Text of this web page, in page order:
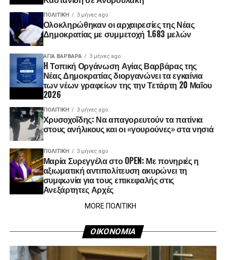
ΠΟΛΙΤΙΚΉ 3 μήνες ago
Ολοκληρώθηκαν οι αρχαιρεσίες της Νέας
Δημοκρατίας με συμμετοχή 1.683 μελών
ΑΓΙΑ ΒΑΡΒΑΡΑ 3 μήνες ago
H Τοπική Οργάνωση Αγίας Βαρβάρας της
Νέας Δημοκρατίας διοργανώνει τα εγκαίνια
των νέων γραφείων της την Τετάρτη 20 Μαΐου
2026
ΠΟΛΙΤΙΚΉ 3 μήνες ago
Χρυσοχοΐδης: Να απαγορευτούν τα πατίνια
στους ανήλικους και οι «γουρούνες» στα νησιά
ΠΟΛΙΤΙΚΉ 3 μήνες ago
Μαρία Συρεγγέλα στο OPEN: Με πονηριές η
αξιωματική αντιπολίτευση ακυρώνει τη
συμφωνία για τους επικεφαλής στις
Ανεξάρτητες Αρχές
MORE ΠΟΛΙΤΙΚΗ
ΟΙΚΟΝΟΜΙΑ